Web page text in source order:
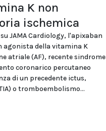
K non
ischemica
JAMA Cardiology, l'apixaban
agonista della vitamina K
atriale (AF), recente sindrome
coronarico percutaneo
di un precedente ictus,
o tromboembolismo...